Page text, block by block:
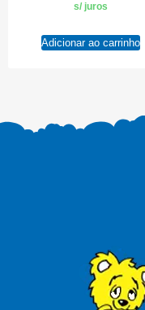
s/ juros
Adicionar ao carrinho